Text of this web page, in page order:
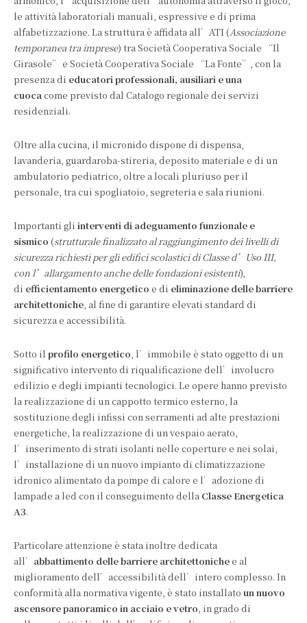
le attività laboratoriali manuali, espressive e di prima
alfabetizzazione. La struttura è affidata all’ATI (Associazione
temporanea tra imprese) tra Società Cooperativa Sociale “Il
Girasole” e Società Cooperativa Sociale “La Fonte”, con la
presenza di educatori professionali, ausiliari e una
cuocacome previsto dal Catalogo regionale dei servizi
residenziali.
Oltre alla cucina, il micronido dispone di dispensa,
lavanderia, guardaroba-stireria, deposito materiale e di un
ambulatorio pediatrico, oltre a locali pluriuso per il
personale, tra cui spogliatoio, segreteria e sala riunioni.
Importanti gli interventi di adeguamento funzionale e
sismico (strutturale finalizzato al raggiungimento dei livelli di
sicurezza richiesti per gli edifici scolastici di Classe d’Uso III,
con l’allargamento anche delle fondazioni esistenti),
di efficientamento energetico e di eliminazione delle barriere
architettoniche, al fine di garantire elevati standard di
sicurezza e accessibilità.
Sotto il profilo energetico, l’immobile è stato oggetto di un
significativo intervento di riqualificazione dell’involucro
edilizio e degli impianti tecnologici. Le opere hanno previsto
la realizzazione di un cappotto termico esterno, la
sostituzione degli infissi con serramenti ad alte prestazioni
energetiche, la realizzazione di un vespaio aerato,
l’inserimento di strati isolanti nelle coperture e nei solai,
l’installazione di un nuovo impianto di climatizzazione
idronico alimentato da pompe di calore e l’adozione di
lampade a led con il conseguimento della Classe Energetica
A3.
Particolare attenzione è stata inoltre dedicata
all’ abbattimento delle barriere architettonichee al
miglioramento dell’accessibilità dell’intero complesso. In
conformità alla normativa vigente, è stato installato un nuovo
ascensore panoramico in acciaio e vetro, in grado di